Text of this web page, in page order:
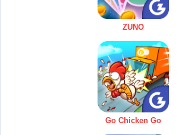
ZUNO
Go Chicken Go